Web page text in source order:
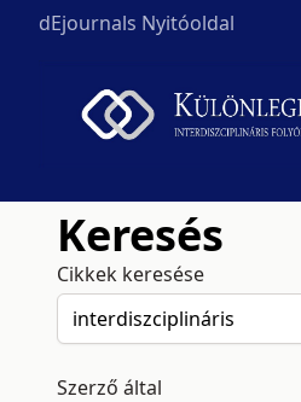
dEjournals Nyitóoldal
Keresés
Cikkek keresése
Szerző által